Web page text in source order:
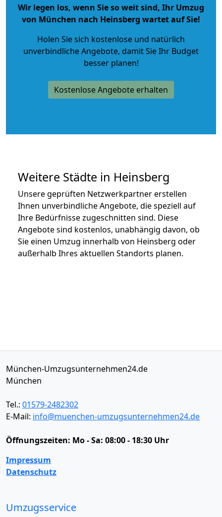
Wir legen los, wenn Sie so weit sind, Ihr Umzug
von München nach Heinsberg wartet auf Sie!
Holen Sie sich kostenlose und natürlich
unverbindliche Angebote, damit Sie Ihr Budget
besser planen!
Kostenlose Angebote erhalten
Weitere Städte in Heinsberg
Unsere geprüften Netzwerkpartner erstellen
Ihnen unverbindliche Angebote, die speziell auf
Ihre Bedürfnisse zugeschnitten sind. Diese
Angebote sind kostenlos, unabhängig davon, ob
Sie einen Umzug innerhalb von Heinsberg oder
außerhalb Ihres aktuellen Standorts planen.
München-Umzugsunternehmen24.de
München
Tel.: 01579-2482302
E-Mail: info@muenchen-umzugsunternehmen24.de
Öffnungszeiten: Mo - Sa: 08:00 - 18:30 Uhr
Impressum
Datenschutz
Umzugsservice